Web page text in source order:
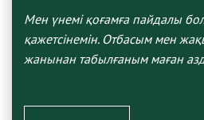
Мен үнемі қоғамға пайдалы
қажетсінемін. Отбасым мен
жанынан табылғаным маған